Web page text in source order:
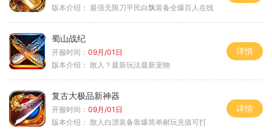
版本介绍： 最强无限刀平民白飘装备全爆百人在线
蜀山战纪
开服时间： 09月/01日
版本介绍： 散人？最新玩法最新宠物
详情
复古大极品新神器
开服时间： 09月/01日
版本介绍： 散人白漂装备靠爆简单耐玩充值可打
详情